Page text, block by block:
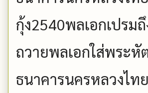
กุ้ง2540พลเอกเปรม
ถวายพลเอกใส่พระหั
ธนาคารนครหลวงไท